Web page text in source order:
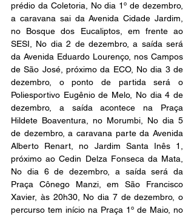
prédio da Coletoria, No dia 1º de dezembro,
a caravana sai da Avenida Cidade Jardim,
no Bosque dos Eucaliptos, em frente ao
SESI, No dia 2 de dezembro, a saída será
da Avenida Eduardo Lourenço, nos Campos
de São José, próximo da ECO, No dia 3 de
dezembro, o ponto de partida será o
Poliesportivo Eugênio de Melo, No dia 4 de
dezembro, a saída acontece na Praça
Hildete Boaventura, no Morumbi, No dia 5
de dezembro, a caravana parte da Avenida
Alberto Renart, no Jardim Santa Inês 1,
próximo ao Cedin Delza Fonseca da Mata,
No dia 6 de dezembro, a saída será da
Praça Cônego Manzi, em São Francisco
Xavier, às 20h30, No dia 7 de dezembro, o
percurso tem início na Praça 1º de Maio, no